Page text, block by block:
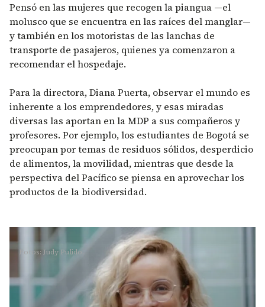
Pensó en las mujeres que recogen la piangua —el
molusco que se encuentra en las raíces del manglar—
y también en los motoristas de las lanchas de
transporte de pasajeros, quienes ya comenzaron a
recomendar el hospedaje.
Para la directora, Diana Puerta, observar el mundo es
inherente a los emprendedores, y esas miradas
diversas las aportan en la MDP a sus compañeros y
profesores. Por ejemplo, los estudiantes de Bogotá se
preocupan por temas de residuos sólidos, desperdicio
de alimentos, la movilidad, mientras que desde la
perspectiva del Pacífico se piensa en aprovechar los
productos de la biodiversidad.
Fotos: Judy Pulido.